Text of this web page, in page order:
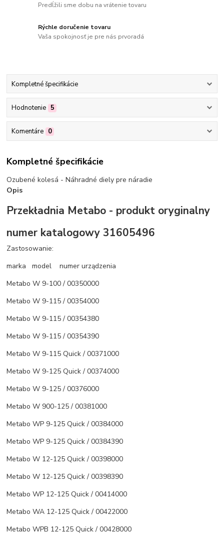
Predĺžili sme dobu na vrátenie tovaru
Rýchle doručenie tovaru
Vaša spokojnosť je pre nás prvoradá
Kompletné špecifikácie
Hodnotenie 5
Komentáre 0
Kompletné špecifikácie
Ozubené kolesá - Náhradné diely pre náradie
Opis
Przekładnia Metabo - produkt oryginalny
numer katalogowy 31605496
Zastosowanie:
marka model numer urządzenia
Metabo W 9-100 / 00350000
Metabo W 9-115 / 00354000
Metabo W 9-115 / 00354380
Metabo W 9-115 / 00354390
Metabo W 9-115 Quick / 00371000
Metabo W 9-125 Quick / 00374000
Metabo W 9-125 / 00376000
Metabo W 900-125 / 00381000
Metabo WP 9-125 Quick / 00384000
Metabo WP 9-125 Quick / 00384390
Metabo W 12-125 Quick / 00398000
Metabo W 12-125 Quick / 00398390
Metabo WP 12-125 Quick / 00414000
Metabo WA 12-125 Quick / 00422000
Metabo WPB 12-125 Quick / 00428000